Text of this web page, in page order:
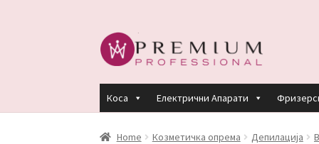
Skip
to
Skip
to
Коса Електрични Апарати
HOME PREMIUM PROFESSIONAL LINKS
Home Козметичка опрема Депилација